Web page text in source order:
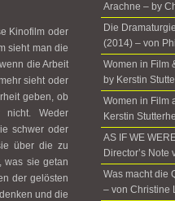
Kinofilm oder
sieht man die
die Arbeit
sieht oder
geben, ob
Weder
schwer oder
über die zu
was sie getan
der gelösten
und die
Arachne – by
Die
(2014)­ ­– von
Women in Film
by Kerstin
Women in Film
Kerstin
AS IF WE
Director’s Note
Was macht die
– von Christine